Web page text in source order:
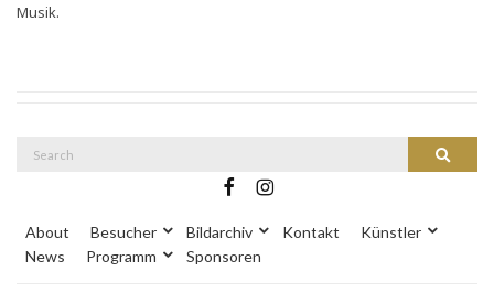
Musik.
Search
About Besucher Bildarchiv Kontakt
Künstler
News
Programm Sponsoren